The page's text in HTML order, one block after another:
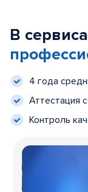
В
4 года
Аттестация
Контроль